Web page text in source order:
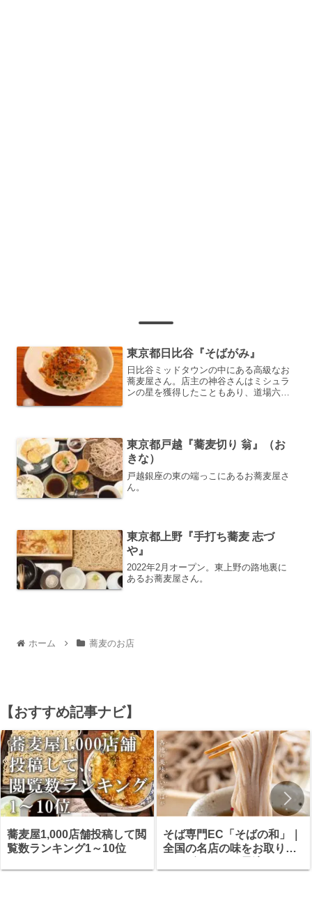
東京都日比谷『そばがみ』
日比谷ミッドタウンの中にある高級なお
蕎麦屋さん。店主の神谷さんはミシュラ
ンの星を獲得したこともあり、道場六三
ごたえある細麺の更科蕎麦に凄く合いま
す。量は少なめなので、本心で写真の3倍
は食べたかった。
東京都戸越『蕎麦切り 翁』（お
きな）
戸越銀座の東の端っこにあるお蕎麦屋さ
ん。
東京都上野『手打ち蕎麦 志づ
や』
2022年2月オープン。東上野の路地裏に
あるお蕎麦屋さん。
ホーム 蕎麦のお店
【おすすめ記事ナビ】
蕎麦屋1,000店舗投稿して閲
覧数ランキング1～10位
そば専門EC「そばの和」｜
全国の名店の味をお取り寄